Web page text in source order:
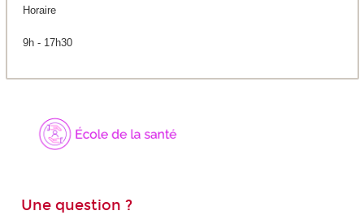
Horaire
9h - 17h30
Une question ?